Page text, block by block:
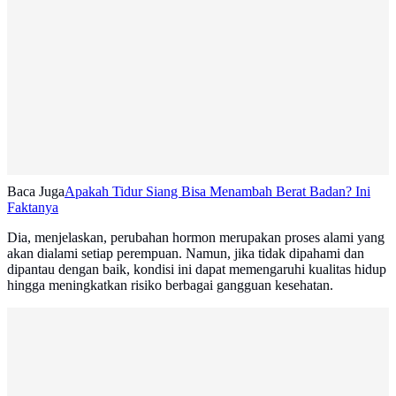
Baca JugaApakah Tidur Siang Bisa Menambah Berat Badan? Ini
Faktanya
Dia, menjelaskan, perubahan hormon merupakan proses alami yang
akan dialami setiap perempuan. Namun, jika tidak dipahami dan
dipantau dengan baik, kondisi ini dapat memengaruhi kualitas hidup
hingga meningkatkan risiko berbagai gangguan kesehatan.